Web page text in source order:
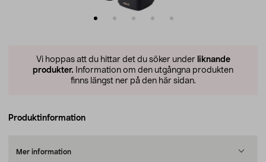
Vi hoppas att du hittar det du söker under liknande
produkter. Information om den utgångna produkten
finns längst ner på den här sidan.
Produktinformation
Mer information